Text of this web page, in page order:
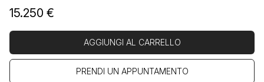
15.250 €
AGGIUNGI AL CARRELLO
PRENDI UN APPUNTAMENTO